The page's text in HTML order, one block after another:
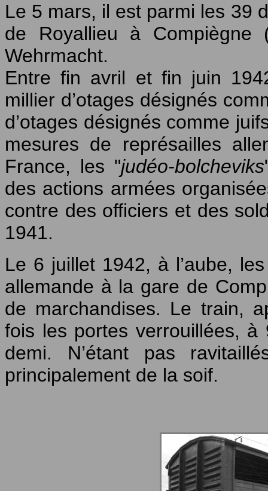
Le 5 mars, il est parmi les 39
de Royallieu à
Wehrmacht.
Entre fin avril et fin juin
millier d’otages désignés
d’otages désignés comme
mesures de représailles
France, les "judéo-bolcheviks
des actions armées
contre des officiers et des
1941.
Le 6 juillet 1942, à l’aube,
allemande à la gare de
de marchandises. Le train,
fois les portes verrouillées,
demi. N’étant pas
principalement de la soif.